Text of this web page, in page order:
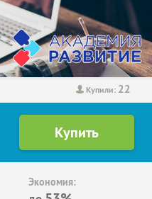
Купили: 22
Экономия: